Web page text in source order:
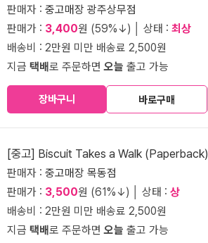
판매자 : 중고매장 광주상무점
판매가 : 3,400원 (59%↓) │ 상태 : 최상
배송비 : 2만원 미만 배송료 2,500원
지금 택배로 주문하면오늘 출고 가능
장바구니 바로구매
[중고] Biscuit Takes a Walk (Paperback)
판매자 : 중고매장 목동점
판매가 : 3,500원 (61%↓) │ 상태 : 상
배송비 : 2만원 미만 배송료 2,500원
지금 택배로 주문하면오늘 출고 가능